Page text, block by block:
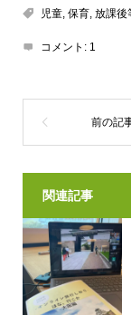
児童, 保育, 放課後
コメント: 1
関連記事